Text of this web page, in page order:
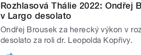
Rozhlasová Thálie 2022: Ondřej
v Largo desolato
Ondřej Brousek za herecký výkon v
desolato za roli dr. Leopolda Kopřivy.